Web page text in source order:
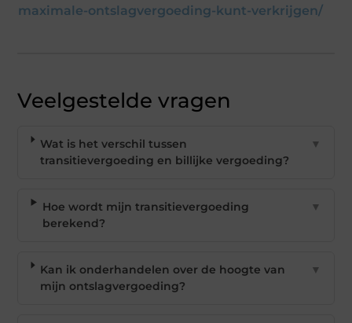
maximale-ontslagvergoeding-kunt-verkrijgen/
Veelgestelde vragen
Wat is het verschil tussen
transitievergoeding en billijke vergoeding?
▼
Hoe wordt mijn transitievergoeding
berekend?
▼
Kan ik onderhandelen over de hoogte van
mijn ontslagvergoeding?
▼